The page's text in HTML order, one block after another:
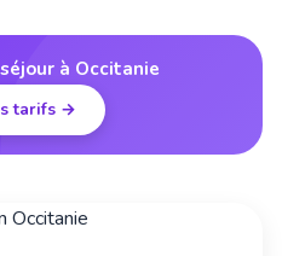
à Occitanie
tarifs →